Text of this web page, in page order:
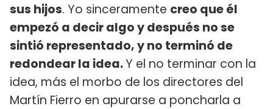
sus hijos. Yo sinceramente creo que él
empezó a decir algo y después no se
sintió representado, y no terminó de
redondear la idea.Y el no terminar con la
idea, más el morbo de los directores del
Martín Fierro en apurarse a poncharla a